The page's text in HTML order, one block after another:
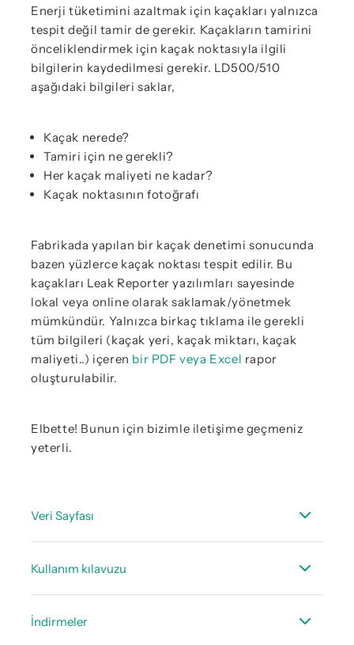
Enerji tüketimini azaltmak için kaçakları yalnızca
tespit değil tamir de gerekir. Kaçakların tamirini
önceliklendirmek için kaçak noktasıyla ilgili
bilgilerin kaydedilmesi gerekir. LD500/510
aşağıdaki bilgileri saklar,
Kaçak nerede?
Tamiri için ne gerekli?
Her kaçak maliyeti ne kadar?
Kaçak noktasının fotoğrafı
Fabrikada yapılan bir kaçak denetimi sonucunda
bazen yüzlerce kaçak noktası tespit edilir. Bu
kaçakları Leak Reporter yazılımları sayesinde
lokal veya online olarak saklamak/yönetmek
mümkündür. Yalnızca birkaç tıklama ile gerekli
tüm bilgileri (kaçak yeri, kaçak miktarı, kaçak
maliyeti..) içeren bir PDF veya Excel rapor
oluşturulabilir.
Elbette! Bunun için bizimle iletişime geçmeniz
yeterli.
Veri Sayfası
Kullanım kılavuzu
İndirmeler